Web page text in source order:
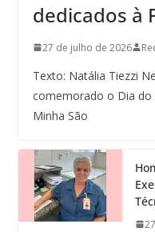
dedicados à
27 de julho de 2026
Texto: Natália Tiezzi
comemorado o Dia do
Minha São